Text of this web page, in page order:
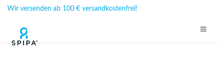
Wir versenden ab 100 € versandkostenfrei!